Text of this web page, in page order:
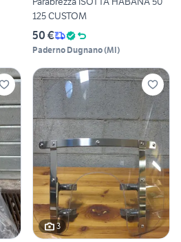
125 CUSTOM
50 €
Paderno Dugnano(MI)
3